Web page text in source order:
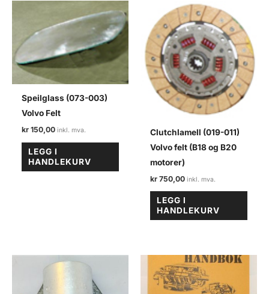
Speilglass (073-003)
Volvo Felt
kr 150,00
LEGG I
HANDLEKURV
Clutchlamell (019-011)
Volvo felt (B18 og B20
motorer)
kr 750,00
LEGG I
HANDLEKURV